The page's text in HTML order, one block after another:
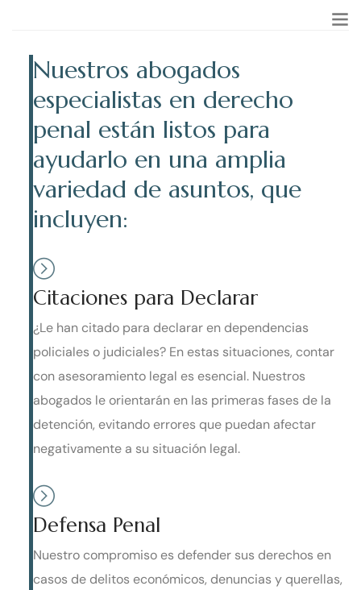
Nuestros abogados
especialistas en derecho
penal están listos para
ayudarlo en una amplia
variedad de asuntos, que
incluyen:
Citaciones para Declarar
¿Le han citado para declarar en dependencias
policiales o judiciales? En estas situaciones, contar
con asesoramiento legal es esencial. Nuestros
abogados le orientarán en las primeras fases de la
detención, evitando errores que puedan afectar
negativamente a su situación legal.
Defensa Penal
Nuestro compromiso es defender sus derechos en
casos de delitos económicos, denuncias y querellas,